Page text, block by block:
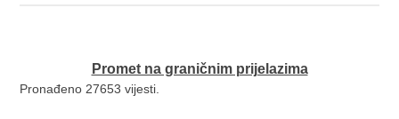
Promet na graničnim prijelazima
Pronađeno 27653 vijesti.